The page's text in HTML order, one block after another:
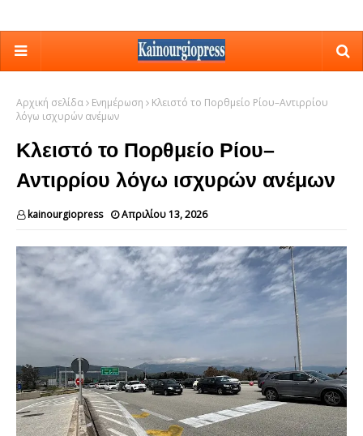
Αρχική σελίδα Ενημέρωση
Κλειστό το Πορθμείο Ρίου–Αντιρρίου
λόγω ισχυρών ανέμων
Κλειστό το Πορθμείο Ρίου–
Αντιρρίου λόγω ισχυρών ανέμων
kainourgiopress Απριλίου 13, 2026